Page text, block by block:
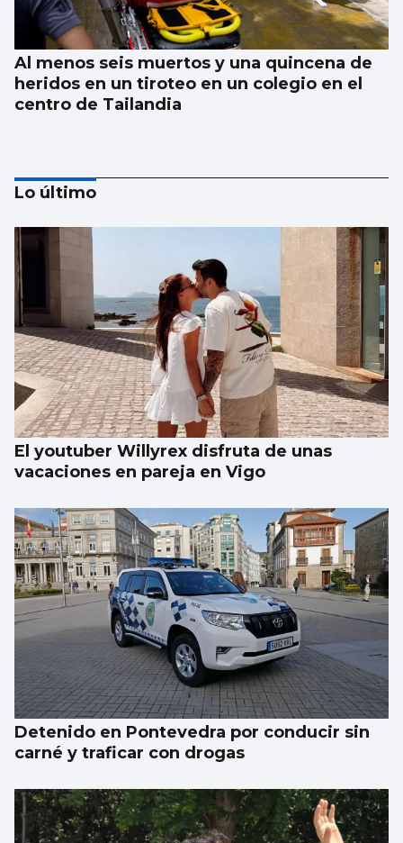
Al menos seis muertos y una quincena de
heridos en un tiroteo en un colegio en el
centro de Tailandia
Japón recuerda Hiroshima y reabre el
debate antinuclear
Lo último
El youtuber Willyrex disfruta de unas
vacaciones en pareja en Vigo
Detenido en Pontevedra por conducir sin
carné y traficar con drogas